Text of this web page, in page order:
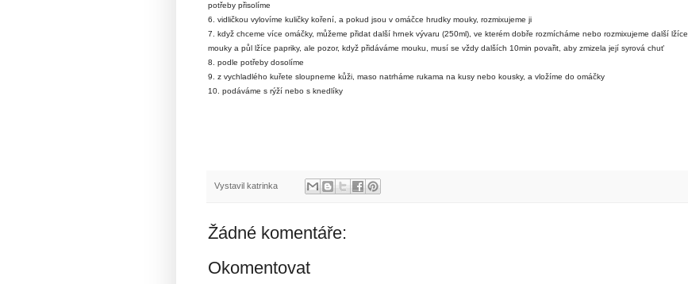
potřeby přisolíme
6. vidličkou vylovíme kuličky koření, a pokud jsou v omáčce hrudky mouky, rozmixujeme ji
7. když chceme více omáčky, můžeme přidat další hrnek vývaru (250ml), ve kterém dobře rozmícháme nebo rozmixujeme další lžíce
mouky a půl lžíce papriky, ale pozor, když přidáváme mouku, musí se vždy dalších 10min povařit, aby zmizela její syrová chuť
8. podle potřeby dosolíme
9. z vychladlého kuřete sloupneme kůži, maso natrháme rukama na kusy nebo kousky, a vložíme do omáčky
10. podáváme s rýží nebo s knedlíky
Vystavil katrinka
Žádné komentáře:
Okomentovat